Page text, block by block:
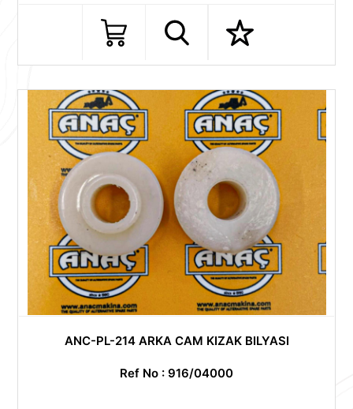
ANC-PL-214 ARKA CAM KIZAK BILYASI
Ref No : 916/04000